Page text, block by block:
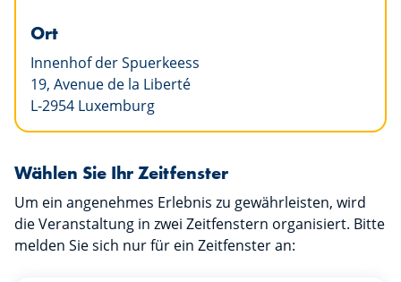
Ort
Innenhof der Spuerkeess
19, Avenue de la Liberté
L-2954 Luxemburg
Wählen Sie Ihr Zeitfenster
Um ein angenehmes Erlebnis zu gewährleisten, wird
die Veranstaltung in zwei Zeitfenstern organisiert. Bitte
melden Sie sich nur für ein Zeitfenster an: